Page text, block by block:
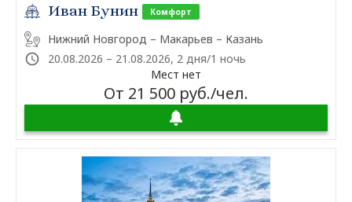
Иван Бунин Комфорт
Нижний Новгород – Макарьев – Казань
20.08.2026 – 21.08.2026, 2 дня/1 ночь
Мест нет
От 21 500 руб./чел.